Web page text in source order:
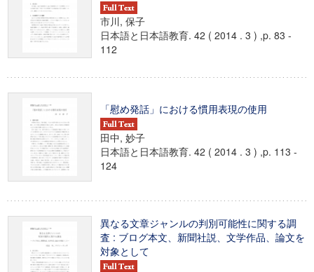
市川, 保子
日本語と日本語教育. 42 ( 2014 . 3 ) ,p. 83 -
112
「慰め発話」における慣用表現の使用
田中, 妙子
日本語と日本語教育. 42 ( 2014 . 3 ) ,p. 113 -
124
異なる文章ジャンルの判別可能性に関する調
査 : ブログ本文、新聞社説、文学作品、論文を
対象として